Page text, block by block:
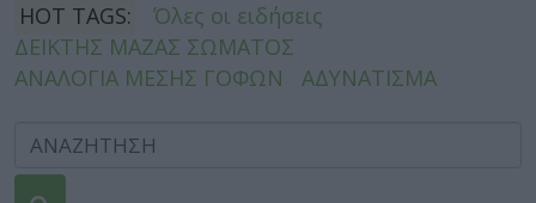
HOT TAGS:
Όλες οι ειδήσεις
ΔΕΙΚΤΗΣ ΜΑΖΑΣ ΣΩΜΑΤΟΣ
ΑΝΑΛΟΓΙΑ ΜΕΣΗΣ ΓΟΦΩΝ
ΑΔΥΝΑΤΙΣΜΑ